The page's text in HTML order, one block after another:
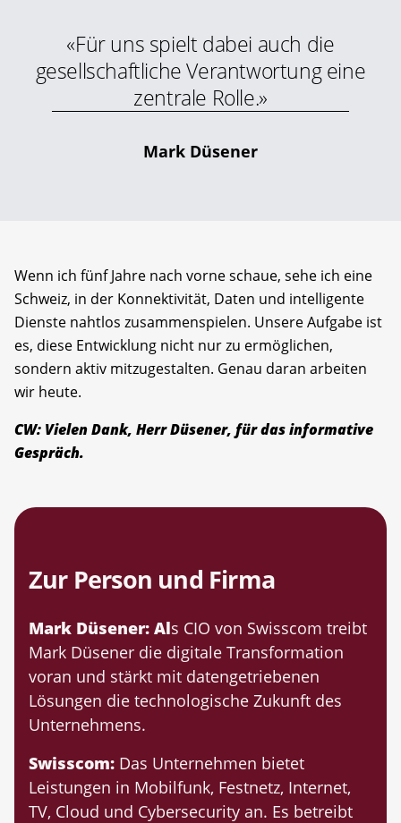
«Für uns spielt dabei auch die
gesellschaftliche Verantwortung eine
zentrale Rolle.»
Mark Düsener
Wenn ich fünf Jahre nach vorne schaue, sehe ich eine
Schweiz, in der Konnektivität, Daten und intelligente
Dienste nahtlos zusammenspielen. Unsere Aufgabe ist
es, diese Entwicklung nicht nur zu ermöglichen,
sondern aktiv mitzugestalten. Genau daran arbeiten
wir heute.
CW: Vielen Dank, Herr Düsener, für das informative
Gespräch.
Zur Person und Firma
Mark Düsener: Als CIO von Swisscom treibt
Mark Düsener die digitale Transformation
voran und stärkt mit datengetriebenen
Lösungen die technologische Zukunft des
Unternehmens.
Swisscom: Das Unternehmen bietet
Leistungen in Mobilfunk, Festnetz, Internet,
TV, Cloud und Cybersecurity an. Es betreibt